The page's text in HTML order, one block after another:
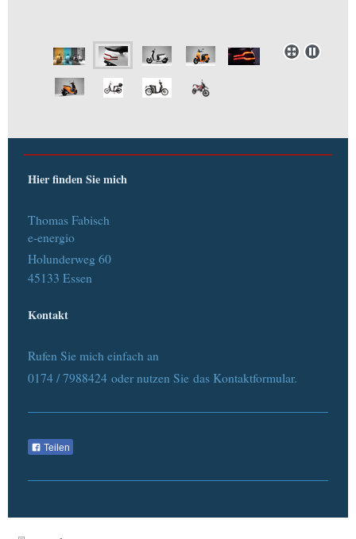
Hier finden Sie mich
Thomas Fabisch
e-energio
Holunderweg 60
45133 Essen
Kontakt
Rufen Sie mich einfach an
0174 / 7988424 oder nutzen Sie das Kontaktformular.
Teilen